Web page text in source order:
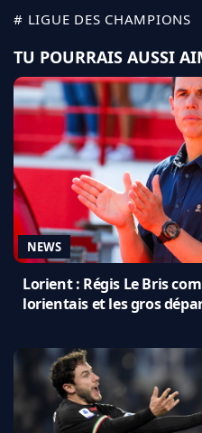
# LIGUE DES CHAMPIONS
TU POURRAIS AUSSI
NEWS
Lorient : Régis Le Bris
lorientais et les gros